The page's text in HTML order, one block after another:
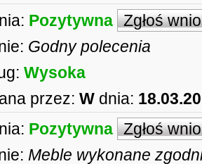
Pozytywna Zgłoś
Godny polecenia
Wysoka
przez: W dnia:
Pozytywna Zgłoś
Meble wykonane